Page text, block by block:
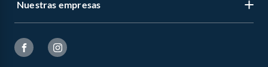
Nuestras empresas